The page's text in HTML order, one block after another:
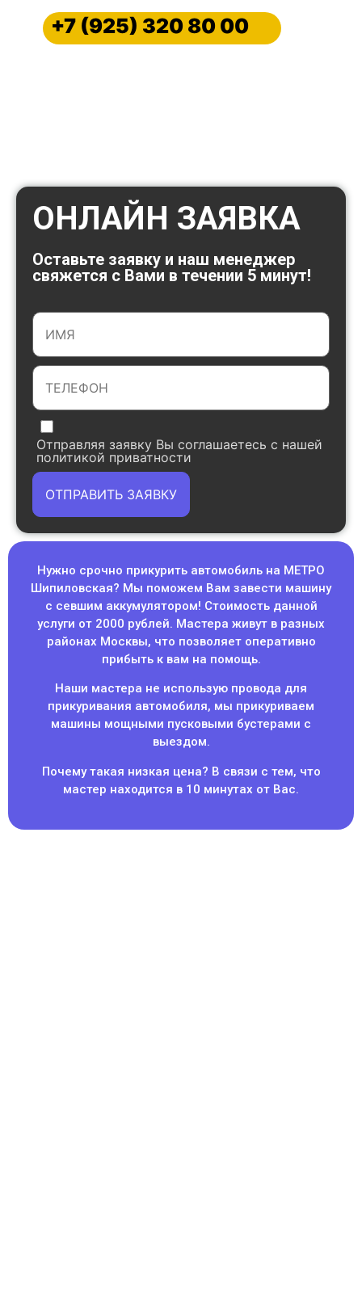
+7 (925) 320 80 00
ОНЛАЙН ЗАЯВКА
Оставьте заявку и наш менеджер
свяжется с Вами в течении 5 минут!
Отправляя заявку Вы соглашаетесь с нашей
политикой приватности
ОТПРАВИТЬ ЗАЯВКУ
Нужно срочно прикурить автомобиль на МЕТРО
Шипиловская? Мы поможем Вам завести машину
с севшим аккумулятором! Стоимость данной
услуги от 2000 рублей. Мастера живут в разных
районах Москвы, что позволяет оперативно
прибыть к вам на помощь.
Наши мастера не использую провода для
прикуривания автомобиля, мы прикуриваем
машины мощными пусковыми бустерами с
выездом.
Почему такая низкая цена? В связи с тем, что
мастер находится в 10 минутах от Вас.